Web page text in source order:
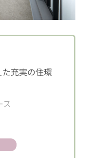
充実の住環
ス